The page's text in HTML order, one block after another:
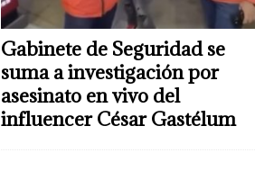
Gabinete de Seguridad se
suma a investigación por
asesinato en vivo del
influencer César Gastélum